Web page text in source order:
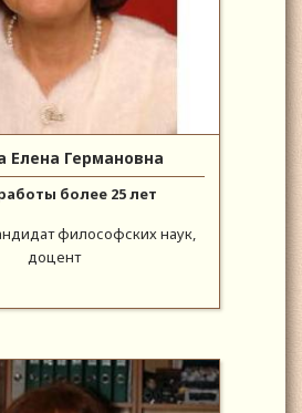
Елена Германовна
более 25 лет
философских наук,
доцент